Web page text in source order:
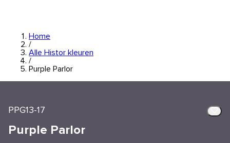
Home
/
Alle Histor kleuren
/
Purple Parlor
PPG13-17
Purple Parlor